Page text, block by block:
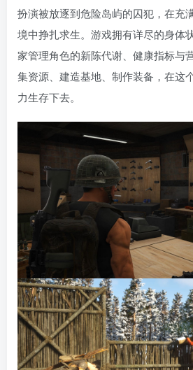
扮演被放逐到危险岛屿的囚犯，在充
境中挣扎求生。游戏拥有详尽的身体
家管理角色的新陈代谢、健康指标与
集资源、建造基地、制作装备，在这
力生存下去。